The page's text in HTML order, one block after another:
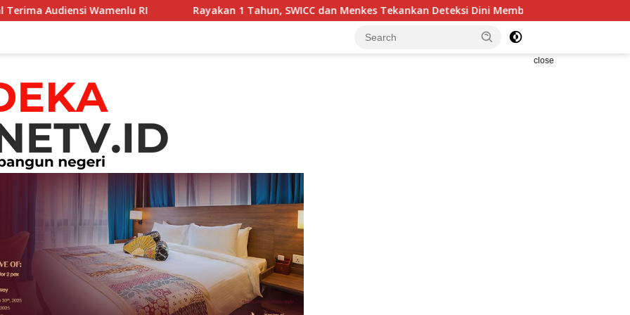
RI Rayakan 1 Tahun, SWICC dan Menkes Tekankan Deteksi Dini Membantu Penanganan Kanker Jadi Lebih
close